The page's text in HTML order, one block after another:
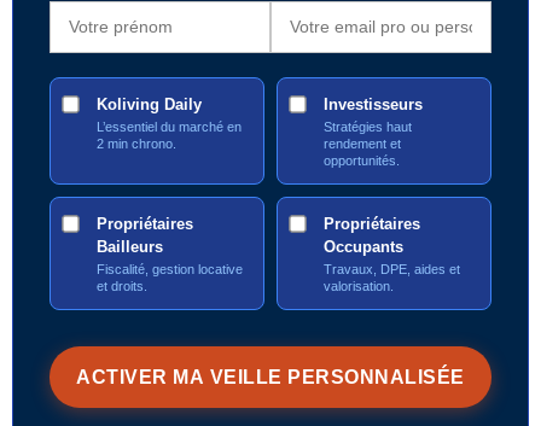
Koliving Daily
L’essentiel du marché en
2 min chrono.
Investisseurs
Stratégies haut
rendement et
opportunités.
Propriétaires
Bailleurs
Fiscalité, gestion locative
et droits.
Propriétaires
Occupants
Travaux, DPE, aides et
valorisation.